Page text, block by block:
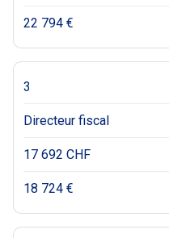
22 794 €
3
Directeur fiscal
17 692 CHF
18 724 €